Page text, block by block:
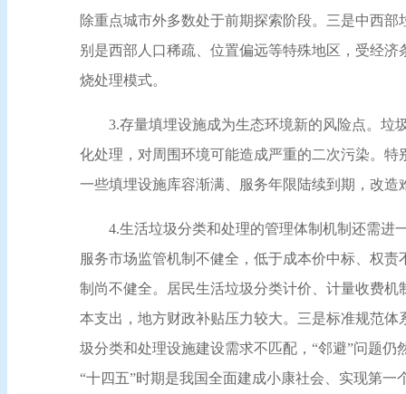
除重点城市外多数处于前期探索阶段。三是中西
别是西部人口稀疏、位置偏远等特殊地区，受经
烧处理模式。
3.存量填埋设施成为生态环境新的风险点。垃
化处理，对周围环境可能造成严重的二次污染。
一些填埋设施库容渐满、服务年限陆续到期，改
4.生活垃圾分类和处理的管理体制机制还需进
服务市场监管机制不健全，低于成本价中标、权
制尚不健全。居民生活垃圾分类计价、计量收费
本支出，地方财政补贴压力较大。三是标准规范
圾分类和处理设施建设需求不匹配，“邻避”问题仍
“十四五”时期是我国全面建成小康社会、实现第